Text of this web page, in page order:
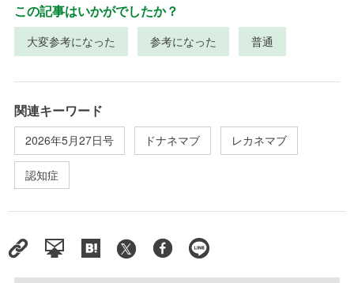
この記事はいかがでしたか？
大変参考になった 参考になった 普通
関連キーワード
2026年5月27日号 ドナネマブ レカネマブ
認知症